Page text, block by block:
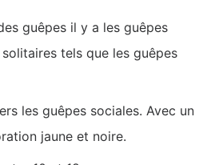
guêpes il y a les guêpes
tels que les guêpes
les guêpes sociales. Avec un
jaune et noire.